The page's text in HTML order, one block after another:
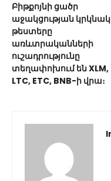
Բիթքոյնի ցածր
աջակցության
թեստերը
առևտրականների
ուշադրությունը
տեղափոխում են XLM,
LTC, ETC, BNB-ի վրա։